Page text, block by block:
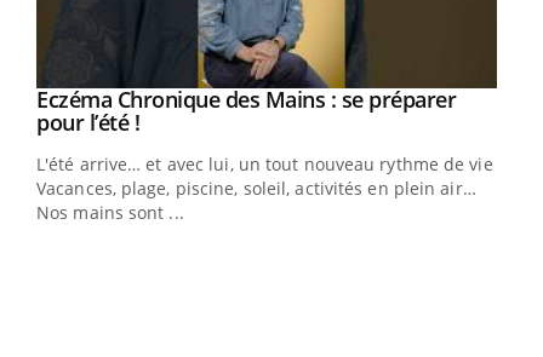
Youtube
Eczéma Chronique des Mains : se préparer
pour l’été !Youtube
L'été arrive… et avec lui, un tout nouveau rythme de vie !
Vacances, plage, piscine, soleil, activités en plein air…
Nos mains sont ...